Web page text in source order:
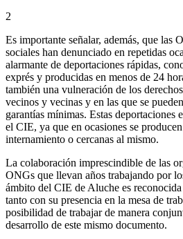
2
Es importante señalar, además, que las
sociales han denunciado en repetidas
alarmante de deportaciones rápidas,
exprés y producidas en menos de 24
también una vulneración de los
vecinos y vecinas y en las que se
garantías mínimas. Estas deportaciones
el CIE, ya que en ocasiones se
internamiento o cercanas al mismo.
La colaboración imprescindible de las
ONGs que llevan años trabajando por
ámbito del CIE de Aluche es
tanto con su presencia en la mesa de
posibilidad de trabajar de manera
desarrollo de este mismo documento.